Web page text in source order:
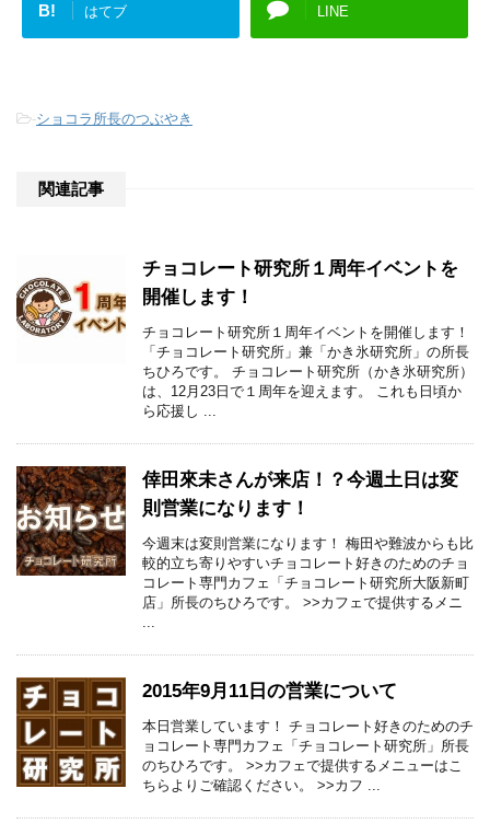
B! はてブ LINE
-ショコラ所長のつぶやき
関連記事
チョコレート研究所１周年イベントを
開催します！
チョコレート研究所１周年イベントを開催します！
「チョコレート研究所」兼「かき氷研究所」の所長
ちひろです。 チョコレート研究所（かき氷研究所）
は、12月23日で１周年を迎えます。 これも日頃か
ら応援し ...
倖田來未さんが来店！？今週土日は変
則営業になります！
今週末は変則営業になります！ 梅田や難波からも比
較的立ち寄りやすいチョコレート好きのためのチョ
コレート専門カフェ「チョコレート研究所大阪新町
店」所長のちひろです。 >>カフェで提供するメニ
2015年9月11日の営業について
本日営業しています！ チョコレート好きのためのチ
ョコレート専門カフェ「チョコレート研究所」所長
のちひろです。 >>カフェで提供するメニューはこ
ちらよりご確認ください。 >>カフ ...